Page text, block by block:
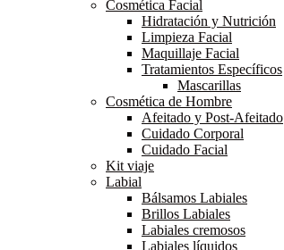
Cosmética Facial
Hidratación y Nutrición
Limpieza Facial
Maquillaje Facial
Tratamientos Específicos
Mascarillas
Cosmética de Hombre
Afeitado y Post-Afeitado
Cuidado Corporal
Cuidado Facial
Kit viaje
Labial
Bálsamos Labiales
Brillos Labiales
Labiales cremosos
Labiales líquidos